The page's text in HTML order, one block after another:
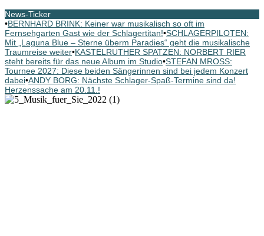
News-Ticker
•BERNHARD BRINK: Keiner war musikalisch so oft im
Fernsehgarten Gast wie der Schlagertitan!•SCHLAGERPILOTEN:
Mit „Laguna Blue – Sterne überm Paradies“ geht die musikalische
Traumreise weiter•KASTELRUTHER SPATZEN: NORBERT RIER
steht bereits für das neue Album im Studio•STEFAN MROSS:
Tournee 2027: Diese beiden Sängerinnen sind bei jedem Konzert
dabei•ANDY BORG: Nächste Schlager-Spaß-Termine sind da!
Herzenssache am 20.11.!